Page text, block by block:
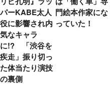
パーKABE太人
役に影響され内
気なキャラ
に!? 「渋谷を
疾走」振り切っ
た体当たり演技
の裏側
門絵本作家にな
っていた！